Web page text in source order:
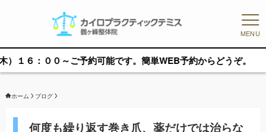
MENU
０～ご予約可能です。簡単WEB予約からどうぞ。
ホーム ブログ
何度も繰り返す巻き爪、薬だけでは治らな